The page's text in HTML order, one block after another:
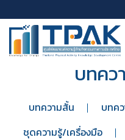
บทคว
บทความสั้น บทค
ชุดความรู้/เครื่องมือ